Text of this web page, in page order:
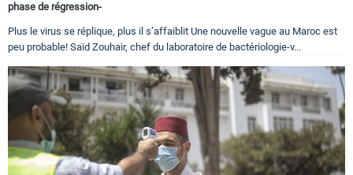
phase de régression-
Plus le virus se réplique, plus il s’affaiblit Une nouvelle vague au Maroc est
peu probable! Saïd Zouhair, chef du laboratoire de bactériologie-v...